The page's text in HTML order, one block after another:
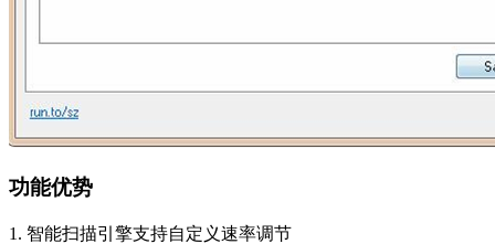
功能优势
1. 智能扫描引擎支持自定义速率调节